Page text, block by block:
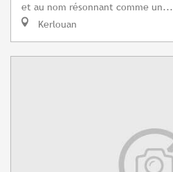
et au nom résonnant comme un...
Kerlouan